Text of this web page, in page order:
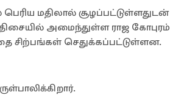
மதிலால் சூழப்பட்டுள்ளதுடன்
அமைந்துள்ள ராஜ கோபுரம்
சிற்பங்கள் செதுக்கப்பட்டுள்ளன.